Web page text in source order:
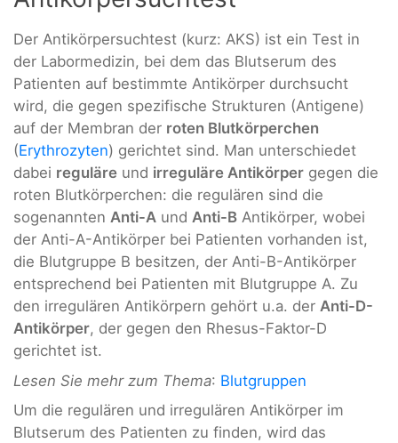
Der Antikörpersuchtest (kurz: AKS) ist ein Test in
der Labormedizin, bei dem das Blutserum des
Patienten auf bestimmte Antikörper durchsucht
wird, die gegen spezifische Strukturen (Antigene)
auf der Membran der roten Blutkörperchen
(Erythrozyten) gerichtet sind. Man unterschiedet
dabei reguläre und irreguläre Antikörper gegen die
roten Blutkörperchen: die regulären sind die
sogenannten Anti-A und Anti-B Antikörper, wobei
der Anti-A-Antikörper bei Patienten vorhanden ist,
die Blutgruppe B besitzen, der Anti-B-Antikörper
entsprechend bei Patienten mit Blutgruppe A. Zu
den irregulären Antikörpern gehört u.a. der Anti-D-
Antikörper, der gegen den Rhesus-Faktor-D
gerichtet ist.
Lesen Sie mehr zum Thema: Blutgruppen
Um die regulären und irregulären Antikörper im
Blutserum des Patienten zu finden, wird das